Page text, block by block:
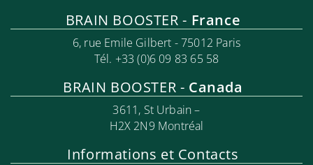
BRAIN BOOSTER - France
6, rue Emile Gilbert - 75012 Paris
Tél. +33 (0)6 09 83 65 58
BRAIN BOOSTER - Canada
3611, St Urbain –
H2X 2N9 Montréal
Informations et Contacts